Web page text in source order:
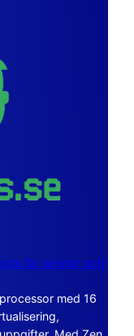
för servrar och
med 16